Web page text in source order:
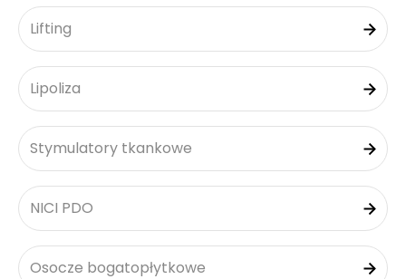
Lifting
Lipoliza
Stymulatory tkankowe
NICI PDO
Osocze bogatopłytkowe